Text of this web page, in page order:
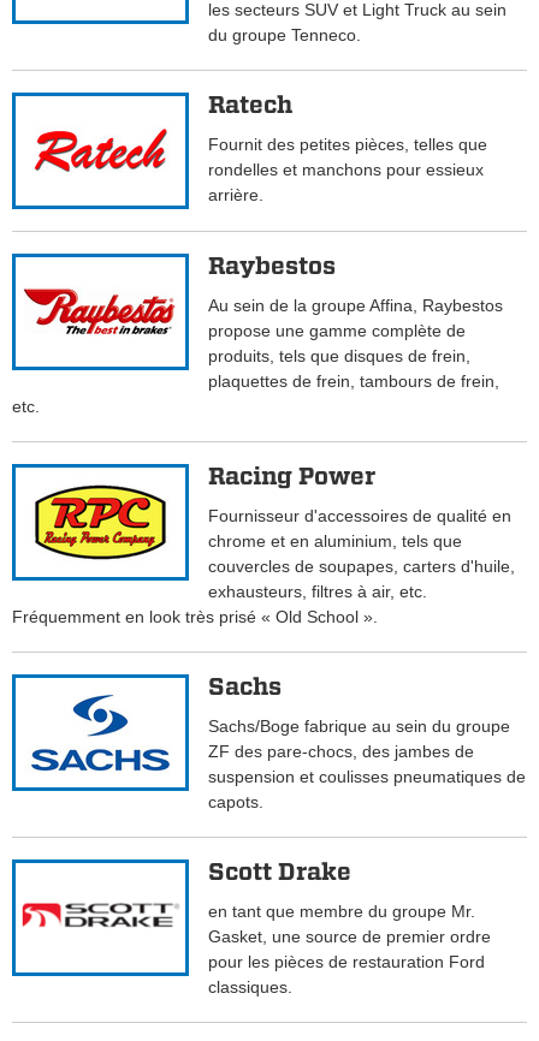
les secteurs SUV et Light Truck au sein
du groupe Tenneco.
Ratech
Fournit des petites pièces, telles que
rondelles et manchons pour essieux
arrière.
Raybestos
Au sein de la groupe Affina, Raybestos
propose une gamme complète de
produits, tels que disques de frein,
plaquettes de frein, tambours de frein,
etc.
Racing Power
Fournisseur d'accessoires de qualité en
chrome et en aluminium, tels que
couvercles de soupapes, carters d'huile,
exhausteurs, filtres à air, etc.
Fréquemment en look très prisé « Old School ».
Sachs
Sachs/Boge fabrique au sein du groupe
ZF des pare-chocs, des jambes de
suspension et coulisses pneumatiques de
capots.
Scott Drake
en tant que membre du groupe Mr.
Gasket, une source de premier ordre
pour les pièces de restauration Ford
classiques.